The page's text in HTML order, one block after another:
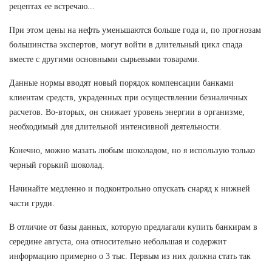
рецептах ее встречаю...
При этом цены на нефть уменьшаются больше года и, по прогнозам
большинства экспертов, могут войти в длительный цикл спада
вместе с другими основными сырьевыми товарами.
Данные нормы вводят новый порядок компенсации банками
клиентам средств, украденных при осуществлении безналичных
расчетов. Во-вторых, он снижает уровень энергии в организме,
необходимый для длительной интенсивной деятельности.
Конечно, можно мазать любым шоколадом, но я использую только
черный горький шоколад.
Начинайте медленно и подконтрольно опускать снаряд к нижней
части груди.
В отличие от базы данных, которую предлагали купить банкирам в
середине августа, она относительно небольшая и содержит
информацию примерно о 3 тыс. Первым из них должна стать так